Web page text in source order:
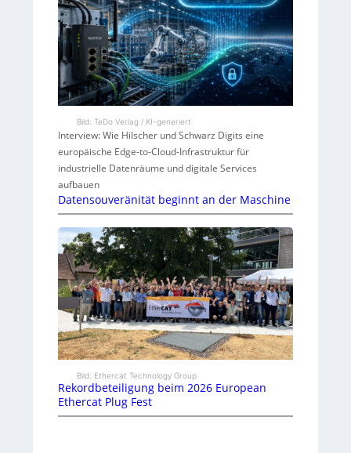
Bild: TeDo Verlag / KI-generiert
Interview: Wie Hilscher und Schwarz Digits eine
europäische Edge-to-Cloud-Infrastruktur für
industrielle Datenräume und digitale Services
aufbauen
Datensouveränität beginnt an der Maschine
Bild: Ethercat Technology Group
Rekordbeteiligung beim 2026 European
Ethercat Plug Fest